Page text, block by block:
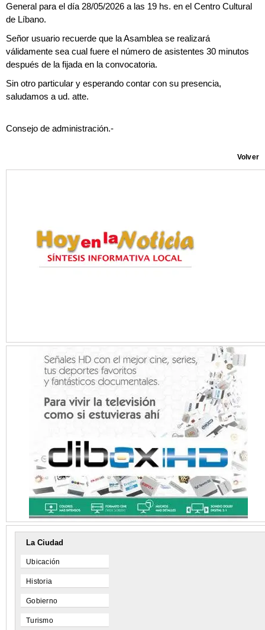
General para el día 28/05/2026 a las 19 hs. en el Centro Cultural
de Líbano.
Señor usuario recuerde que la Asamblea se realizará
válidamente sea cual fuere el número de asistentes 30 minutos
después de la fijada en la convocatoria.
Sin otro particular y esperando contar con su presencia,
saludamos a ud. atte.
Consejo de administración.-
Volver
La Ciudad
Ubicación
Historia
Gobierno
Turismo